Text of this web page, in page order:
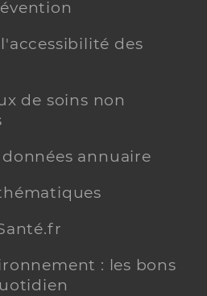
des
de soins non
annuaire
: les bons